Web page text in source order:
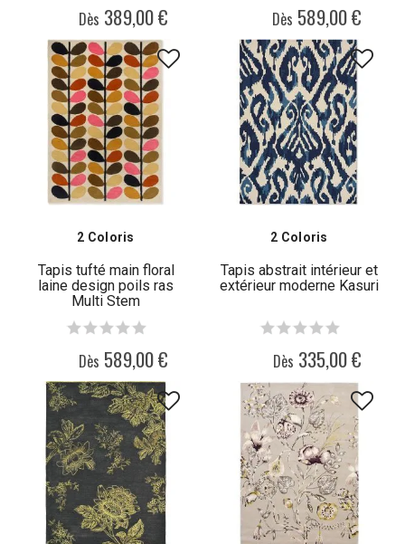
Dès 389,00 € Dès 589,00 €
2 Coloris
Tapis tufté main floral
laine design poils ras
Multi Stem
Dès 589,00 €
2 Coloris
Tapis abstrait intérieur et
extérieur moderne Kasuri
Dès 335,00 €